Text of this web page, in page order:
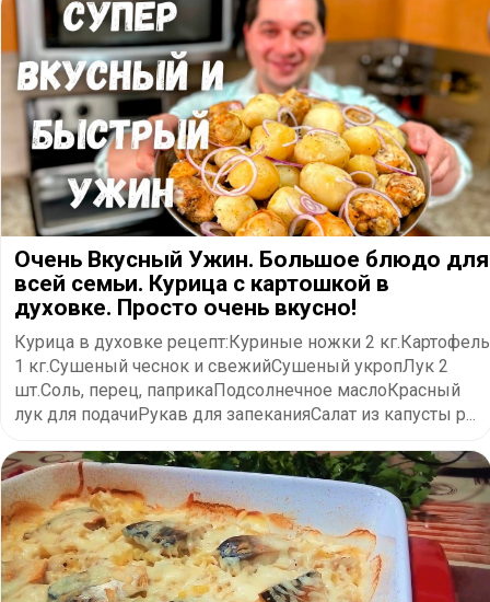
Очень Вкусный Ужин. Большое блюдо для
всей семьи. Курица с картошкой в
духовке. Просто очень вкусно!
Курица в духовке рецепт:Куриные ножки 2 кг.Картофель
1 кг.Сушеный чеснок и свежийСушеный укропЛук 2
шт.Соль, перец, паприкаПодсолнечное маслоКрасный
лук для подачиРукав для запеканияСалат из капусты р...